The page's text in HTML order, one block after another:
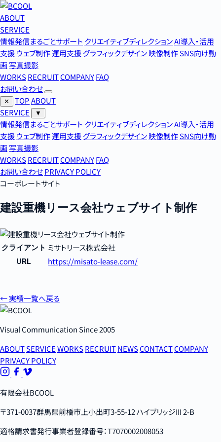
ABOUT
SERVICE
情報発信まるごとサポート クリエイティブディレクションAI導入・活用
支援ウェブ制作運用支援グラフィックデザイン映像制作SNS向け動
画写真撮影
WORKSRECRUITCOMPANYFAQ
お問い合わせ
✕ TOPABOUT
SERVICE
▼
情報発信まるごとサポート クリエイティブディレクションAI導入・活用
支援ウェブ制作運用支援グラフィックデザイン映像制作SNS向け動
画写真撮影
WORKSRECRUITCOMPANYFAQ
お問い合わせPRIVACY POLICY
コーポレートサイト
建設重機リース会社ウェブサイト制作
クライアント ミサトリース株式会社
URL https://misato-lease.com/
← 実績一覧へ戻る
Visual Communication Since 2005
ABOUTSERVICEWORKSRECRUITNEWSCONTACTCOMPANY
PRIVACY POLICY
有限会社BCOOL
〒371-0037群馬県前橋市上小出町3-55-12 ハイブリッジIII 2-B
適格請求書発行事業者登録番号：T7070002008053